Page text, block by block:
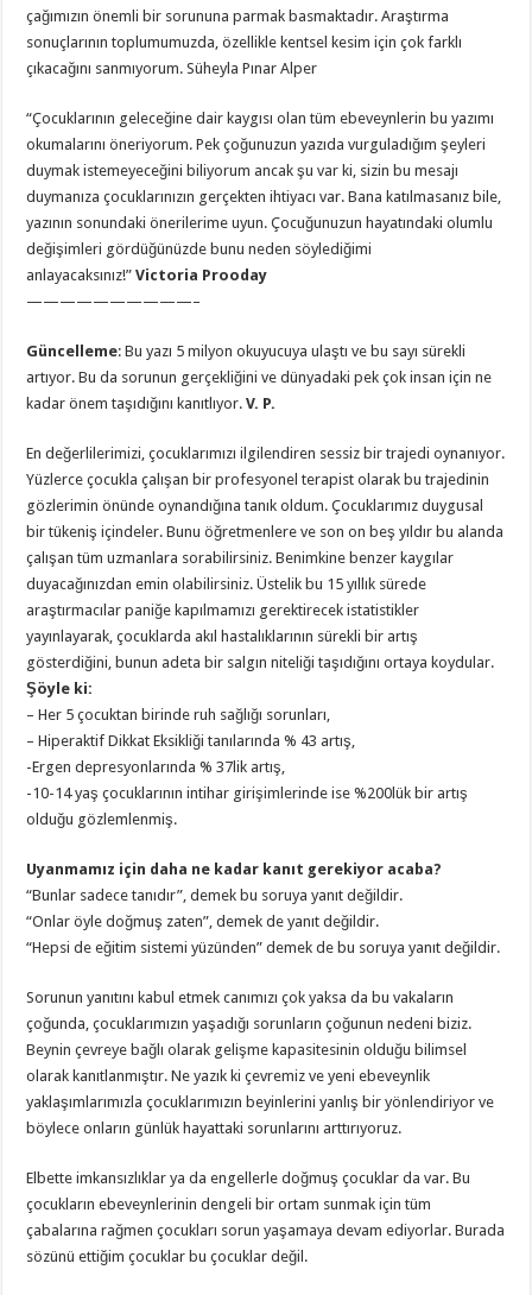
çağımızın önemli bir sorununa parmak basmaktadır. Araştırma
sonuçlarının toplumumuzda, özellikle kentsel kesim için çok farklı
çıkacağını sanmıyorum. Süheyla Pınar Alper
“Çocuklarının geleceğine dair kaygısı olan tüm ebeveynlerin bu yazımı
okumalarını öneriyorum. Pek çoğunuzun yazıda vurguladığım şeyleri
duymak istemeyeceğini biliyorum ancak şu var ki, sizin bu mesajı
duymanıza çocuklarınızın gerçekten ihtiyacı var. Bana katılmasanız bile,
yazının sonundaki önerilerime uyun. Çocuğunuzun hayatındaki olumlu
değişimleri gördüğünüzde bunu neden söylediğimi
anlayacaksınız!”Victoria Prooday
——————————–
Güncelleme: Bu yazı 5 milyon okuyucuya ulaştı ve bu sayı sürekli
artıyor. Bu da sorunun gerçekliğini ve dünyadaki pek çok insan için ne
kadar önem taşıdığını kanıtlıyor.V. P.
En değerlilerimizi, çocuklarımızı ilgilendiren sessiz bir trajedi oynanıyor.
Yüzlerce çocukla çalışan bir profesyonel terapist olarak bu trajedinin
gözlerimin önünde oynandığına tanık oldum. Çocuklarımız duygusal
bir tükeniş içindeler. Bunu öğretmenlere ve son on beş yıldır bu alanda
çalışan tüm uzmanlara sorabilirsiniz. Benimkine benzer kaygılar
duyacağınızdan emin olabilirsiniz. Üstelik bu 15 yıllık sürede
araştırmacılar paniğe kapılmamızı gerektirecek istatistikler
yayınlayarak, çocuklarda akıl hastalıklarının sürekli bir artış
gösterdiğini, bunun adeta bir salgın niteliği taşıdığını ortaya koydular.
Şöyle ki:
– Her 5 çocuktan birinde ruh sağlığı sorunları,
– Hiperaktif Dikkat Eksikliği tanılarında % 43 artış,
-Ergen depresyonlarında % 37lik artış,
-10-14 yaş çocuklarının intihar girişimlerinde ise %200lük bir artış
olduğu gözlemlenmiş.
Uyanmamız için daha ne kadar kanıt gerekiyor acaba?
“Bunlar sadece tanıdır”, demek bu soruya yanıt değildir.
“Onlar öyle doğmuş zaten”, demek de yanıt değildir.
“Hepsi de eğitim sistemi yüzünden” demek de bu soruya yanıt değildir.
Sorunun yanıtını kabul etmek canımızı çok yaksa da bu vakaların
çoğunda, çocuklarımızın yaşadığı sorunların çoğunun nedeni biziz.
Beynin çevreye bağlı olarak gelişme kapasitesinin olduğu bilimsel
olarak kanıtlanmıştır. Ne yazık ki çevremiz ve yeni ebeveynlik
yaklaşımlarımızla çocuklarımızın beyinlerini yanlış bir yönlendiriyor ve
böylece onların günlük hayattaki sorunlarını arttırıyoruz.
Elbette imkansızlıklar ya da engellerle doğmuş çocuklar da var. Bu
çocukların ebeveynlerinin dengeli bir ortam sunmak için tüm
çabalarına rağmen çocukları sorun yaşamaya devam ediyorlar. Burada
sözünü ettiğim çocuklar bu çocuklar değil.